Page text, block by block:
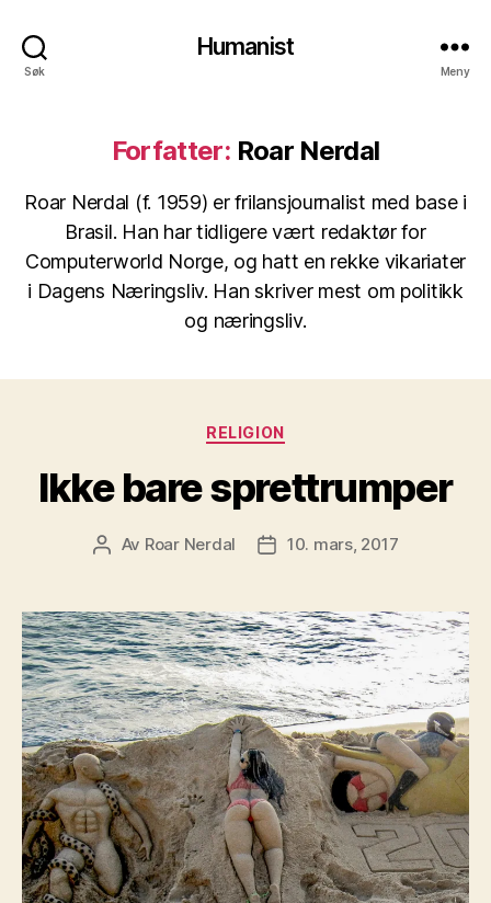
Søk
Humanist
Meny
Forfatter: Roar Nerdal
Roar Nerdal (f. 1959) er frilansjournalist med base i
Brasil. Han har tidligere vært redaktør for
Computerworld Norge, og hatt en rekke vikariater
i Dagens Næringsliv. Han skriver mest om politikk
og næringsliv.
Kategorier
RELIGION
Ikke bare sprettrumper
Innleggsforfatter
Av Roar Nerdal Publiseringsdato
10. mars, 2017